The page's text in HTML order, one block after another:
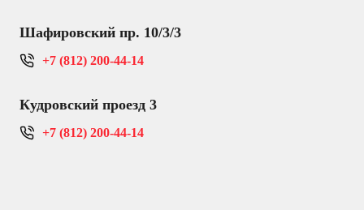
Шафировский пр. 10/3/3
+7 (812) 200-44-14
Кудровский проезд 3
+7 (812) 200-44-14